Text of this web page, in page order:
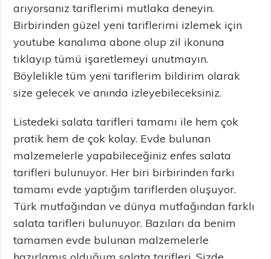
arıyorsanız tariflerimi mutlaka deneyin.
Birbirinden güzel yeni tariflerimi izlemek için
youtube kanalıma abone olup zil ikonuna
tıklayıp tümü işaretlemeyi unutmayın.
Böylelikle tüm yeni tariflerim bildirim olarak
size gelecek ve anında izleyebileceksiniz.
Listedeki salata tarifleri tamamı ile hem çok
pratik hem de çok kolay. Evde bulunan
malzemelerle yapabileceğiniz enfes salata
tarifleri bulunuyor. Her biri birbirinden farkı
tamamı evde yaptığım tariflerden oluşuyor.
Türk mutfağından ve dünya mutfağından farklı
salata tarifleri bulunuyor. Bazıları da benim
tamamen evde bulunan malzemelerle